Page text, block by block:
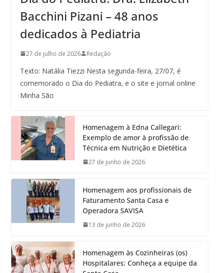
Bacchini Pizani – 48 anos
dedicados à Pediatria
27 de julho de 2026 Redação
Texto: Natália Tiezzi Nesta segunda-feira, 27/07, é
comemorado o Dia do Pediatra, e o site e jornal online
Minha São
Homenagem à Edna Callegari:
Exemplo de amor à profissão de
Técnica em Nutrição e Dietética
27 de junho de 2026
Homenagem aos profissionais de
Faturamento Santa Casa e
Operadora SAVISA
13 de junho de 2026
Homenagem às Cozinheiras (os)
Hospitalares: Conheça a equipe da